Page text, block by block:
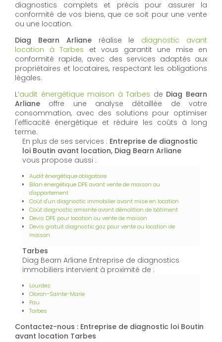
diagnostics complets et précis pour assurer la
conformité de vos biens, que ce soit pour une vente
ou une location.
Diag Bearn Arliane réalise le diagnostic avant
location à Tarbes et vous garantit une mise en
conformité rapide, avec des services adaptés aux
propriétaires et locataires, respectant les obligations
légales.
L’audit énergétique maison à Tarbes de Diag Bearn
Arliane offre une analyse détaillée de votre
consommation, avec des solutions pour optimiser
l'efficacité énergétique et réduire les coûts à long
terme.
En plus de ses services : Entreprise de diagnostic
loi Boutin avant location, Diag Bearn Arliane
vous propose aussi :
Audit énergétique obligatoire
Bilan énergétique DPE avant vente de maison ou
d'appartement
Coût d'un diagnostic immobilier avant mise en location
Coût diagnostic amiante avant démolition de bâtiment
Devis DPE pour location ou vente de maison
Devis gratuit diagnostic gaz pour vente ou location de
maison
Tarbes
Diag Bearn Arliane Entreprise de diagnostics
immobiliers intervient à proximité de :
Lourdes
Oloron-Sainte-Marie
Pau
Tarbes
Contactez-nous : Entreprise de diagnostic loi Boutin
avant location Tarbes